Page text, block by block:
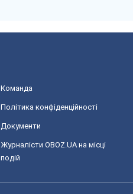
Команда
Політика конфіденційності
Документи
Журналісти OBOZ.UA на місці
подій